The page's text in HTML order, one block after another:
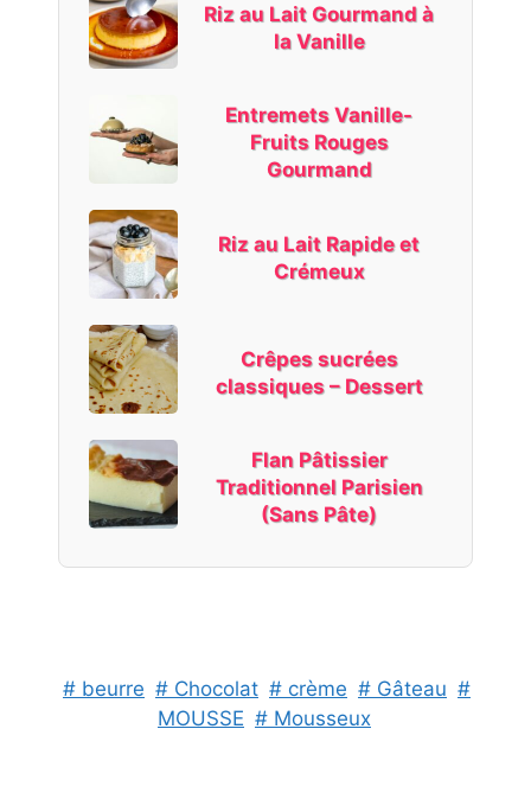
Riz au Lait Gourmand à
la Vanille
Entremets Vanille-
Fruits Rouges
Gourmand
Riz au Lait Rapide et
Crémeux
Crêpes sucrées
classiques – Dessert
Flan Pâtissier
Traditionnel Parisien
(Sans Pâte)
# beurre # Chocolat # crème # Gâteau #
MOUSSE # Mousseux